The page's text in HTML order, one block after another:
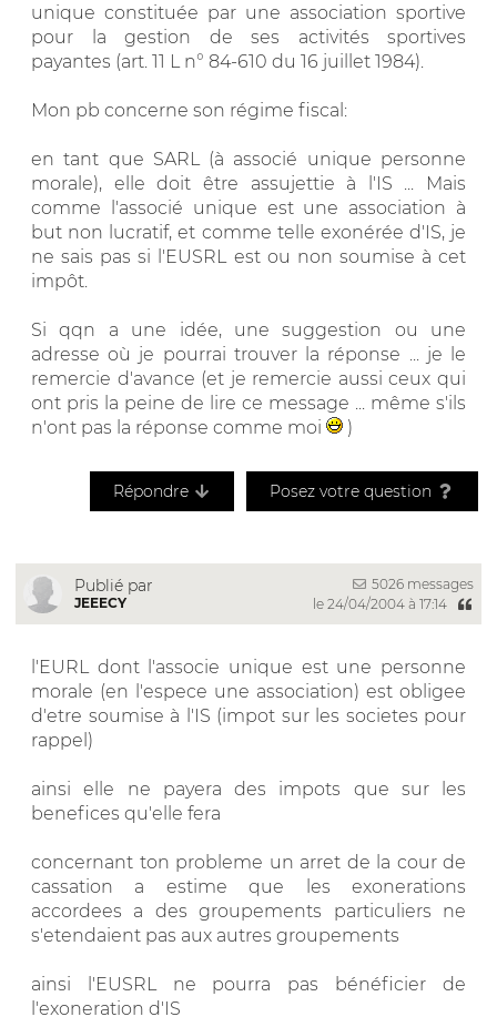
unique constituée par une association sportive
pour la gestion de ses activités sportives
payantes (art. 11 L n° 84-610 du 16 juillet 1984).
Mon pb concerne son régime fiscal:
en tant que SARL (à associé unique personne
morale), elle doit être assujettie à l'IS ... Mais
comme l'associé unique est une association à
but non lucratif, et comme telle exonérée d'IS, je
ne sais pas si l'EUSRL est ou non soumise à cet
impôt.
Si qqn a une idée, une suggestion ou une
adresse où je pourrai trouver la réponse ... je le
remercie d'avance (et je remercie aussi ceux qui
ont pris la peine de lire ce message ... même s'ils
n'ont pas la réponse comme moi
)
Répondre Posez votre question
Publié par
JEEECY
5026 messages
le 24/04/2004 à 17:14
l'EURL dont l'associe unique est une personne
morale (en l'espece une association) est obligee
d'etre soumise à l'IS (impot sur les societes pour
rappel)
ainsi elle ne payera des impots que sur les
benefices qu'elle fera
concernant ton probleme un arret de la cour de
cassation a estime que les exonerations
accordees a des groupements particuliers ne
s'etendaient pas aux autres groupements
ainsi l'EUSRL ne pourra pas bénéficier de
l'exoneration d'IS